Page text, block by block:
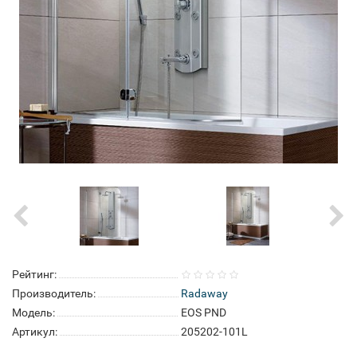
Рейтинг:
Производитель:
Radaway
Модель:
EOS PND
Артикул:
205202-101L